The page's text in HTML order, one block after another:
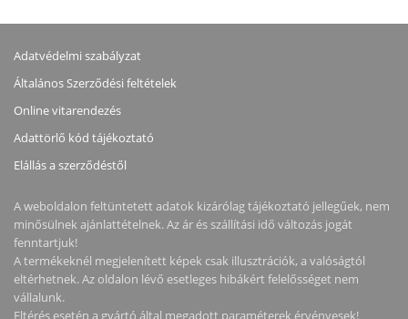
Adatvédelmi szabályzat
Általános Szerződési feltételek
Online vitarendezés
Adattörlő kód tájékoztató
Elállás a szerződéstől
A weboldalon feltüntetett adatok kizárólag tájékoztató jellegűek, nem
minősülnek ajánlattételnek. Az ár és szállítási idő változás jogát
fenntartjuk!
A termékeknél megjelenített képek csak illusztrációk, a valóságtól
eltérhetnek. Az oldalon lévő esetleges hibákért felelősséget nem
vállalunk.
Eltérés esetén a gyártó által megadott paraméterek érvényesek!